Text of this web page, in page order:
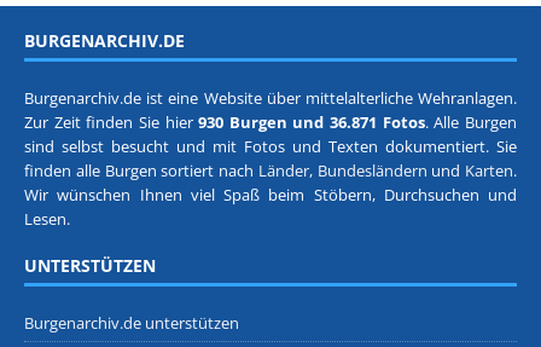
BURGENARCHIV.DE
Burgenarchiv.de ist eine Website über mittelalterliche Wehranlagen.
Zur Zeit finden Sie hier930 Burgen und 36.871 Fotos. Alle Burgen
sind selbst besucht und mit Fotos und Texten dokumentiert. Sie
finden alle Burgen sortiert nach Länder, Bundesländern und Karten.
Wir wünschen Ihnen viel Spaß beim Stöbern, Durchsuchen und
Lesen.
UNTERSTÜTZEN
Burgenarchiv.de unterstützen